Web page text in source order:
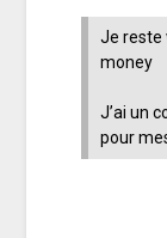
Je reste
money
J’ai un
pour